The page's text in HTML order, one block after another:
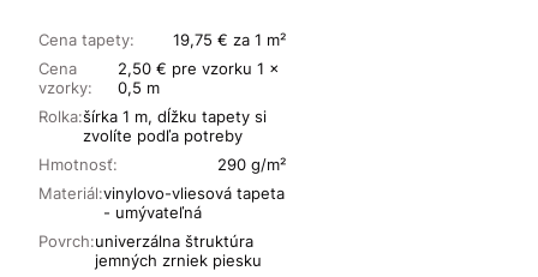
Cena tapety:
19,75 € za 1 m²
Cena
vzorky:
2,50 € pre vzorku 1 x
0,5 m
Rolka:šírka 1 m, dĺžku tapety si
zvolíte podľa potreby
Povrch:univerzálna štruktúra
jemných zrniek piesku
Materiál:vinylovo-vliesová tapeta
- umývateľná
Hmotnosť: 290 g/m²